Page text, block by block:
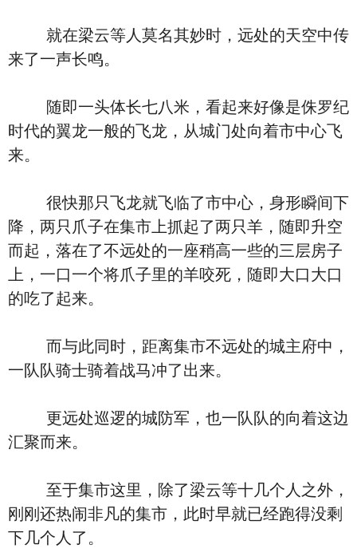
就在梁云等人莫名其妙时，远处的天空中传
来了一声长鸣。
随即一头体长七八米，看起来好像是侏罗纪
时代的翼龙一般的飞龙，从城门处向着市中心飞
来。
很快那只飞龙就飞临了市中心，身形瞬间下
降，两只爪子在集市上抓起了两只羊，随即升空
而起，落在了不远处的一座稍高一些的三层房子
上，一口一个将爪子里的羊咬死，随即大口大口
的吃了起来。
而与此同时，距离集市不远处的城主府中，
一队队骑士骑着战马冲了出来。
更远处巡逻的城防军，也一队队的向着这边
汇聚而来。
至于集市这里，除了梁云等十几个人之外，
刚刚还热闹非凡的集市，此时早就已经跑得没剩
下几个人了。